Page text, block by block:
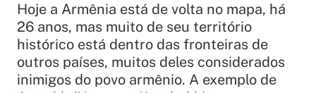
Hoje a Armênia está de volta no mapa, há
26 anos, mas muito de seu território
histórico está dentro das fronteiras de
outros países, muitos deles considerados
inimigos do povo armênio. A exemplo de